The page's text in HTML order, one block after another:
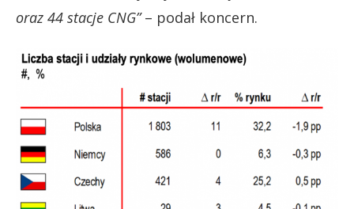
oraz 44 stacje CNG”– podał koncern.